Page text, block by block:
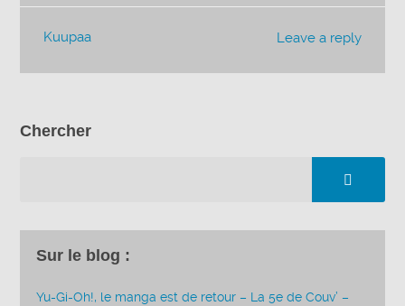
Leave a reply
Kuupaa
Chercher
Sur le blog :
Yu-Gi-Oh!, le manga est de retour – La 5e de Couv’ –